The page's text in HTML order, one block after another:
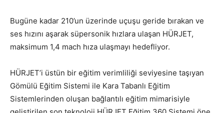
Bugüne kadar 210’un üzerinde uçuşu geride bırakan ve
ses hızını aşarak süpersonik hızlara ulaşan HÜRJET,
maksimum 1,4 mach hıza ulaşmayı hedefliyor.
HÜRJET’i üstün bir eğitim verimliliği seviyesine taşıyan
Gömülü Eğitim Sistemi ile Kara Tabanlı Eğitim
Sistemlerinden oluşan bağlantılı eğitim mimarisiyle